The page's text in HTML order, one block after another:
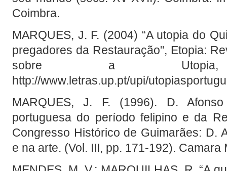
Coimbra.
MARQUES, J. F. (2004) “A utopia do
pregadores da Restauração", Etopia:
sobre a
http://www.letras.up.pt/upi/
MARQUES, J. F. (1996). D.
portuguesa do período felipino e da
Congresso Histórico de Guimarães: D.
e na arte. (Vol. III, pp. 171-192).